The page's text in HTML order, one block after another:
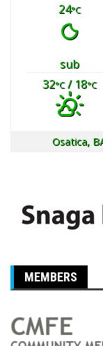
24°C
sub
32°C/ 18°C
Osatica,
MEMBERS